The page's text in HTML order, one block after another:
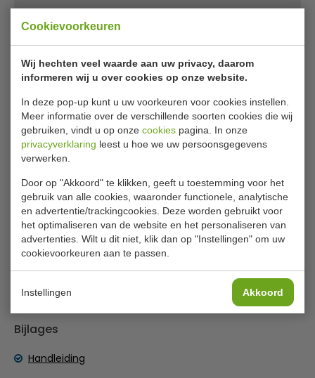
Cookievoorkeuren
Wij hechten veel waarde aan uw privacy, daarom
informeren wij u over cookies op onze website.
In deze pop-up kunt u uw voorkeuren voor cookies instellen.
Meer informatie over de verschillende soorten cookies die wij
gebruiken, vindt u op onze cookies pagina. In onze
privacyverklaring leest u hoe we uw persoonsgegevens
verwerken.
Door op "Akkoord" te klikken, geeft u toestemming voor het
gebruik van alle cookies, waaronder functionele, analytische
en advertentie/trackingcookies. Deze worden gebruikt voor
het optimaliseren van de website en het personaliseren van
advertenties. Wilt u dit niet, klik dan op "Instellingen" om uw
cookievoorkeuren aan te passen.
Instellingen Akkoord
In winkelwagentje
✔ Gratis verzending* ✔ 24 uur levering ✔ Laagste
prijsgarantie
Wrapmaster vershoudfolie navulling
45 cm
3 rollen vershoudfolie van 450 mm breed om de
Wrapmaster dispenser bij te vullen.
Geschikt voor gebruik voor een periode onder 2 uur bij een
temperatuur van 70°C, of voor een periode onder 15
minuten bij temperaturen tot 100°C. Gebruiksaanwijzing
beschikbaar, voor de Wrapmaster 4500 en DUO M802 GM
213.
Bijlages
Handleiding